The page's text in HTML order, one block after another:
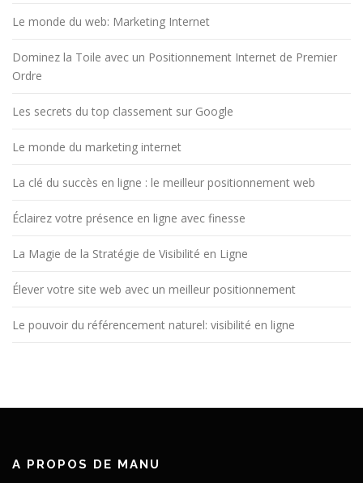
Le monde du web: Marketing Internet
Dominez la Toile avec un Positionnement Internet de Premier
Ordre
Les secrets du top classement sur Google
Le monde du marketing internet
La clé du succès en ligne : le meilleur positionnement web
Éclairez votre présence en ligne avec finesse
La Magie de la Stratégie de Visibilité en Ligne
Élever votre site web avec un meilleur positionnement
Le pouvoir du référencement naturel: visibilité en ligne
A PROPOS DE MANU